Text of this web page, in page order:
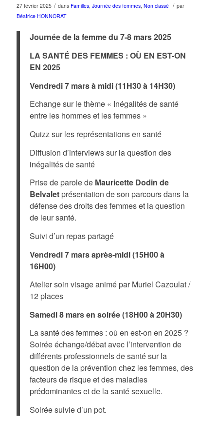
27 février 2025 / dans Familles, Journée des femmes, Non classé / par
Béatrice HONNORAT
Journée de la femme du 7-8 mars 2025
LA SANTÉ DES FEMMES : OÙ EN EST-ON
EN 2025
Vendredi 7 mars à midi (11H30 à 14H30)
Echange sur le thème « Inégalités de santé
entre les hommes et les femmes »
Quizz sur les représentations en santé
Diffusion d’interviews sur la question des
inégalités de santé
Prise de parole de Mauricette Dodin de
Belvaletprésentation de son parcours dans la
défense des droits des femmes et la question
de leur santé.
Suivi d’un repas partagé
Vendredi 7 mars après-midi (15H00 à
16H00)
Atelier soin visage animé par Muriel Cazoulat /
12 places
Samedi 8 mars en soirée (18H00 à 20H30)
La santé des femmes : où en est-on en 2025 ?
Soirée échange/débat avec l’intervention de
différents professionnels de santé sur la
question de la prévention chez les femmes, des
facteurs de risque et des maladies
prédominantes et de la santé sexuelle.
Soirée suivie d’un pot.